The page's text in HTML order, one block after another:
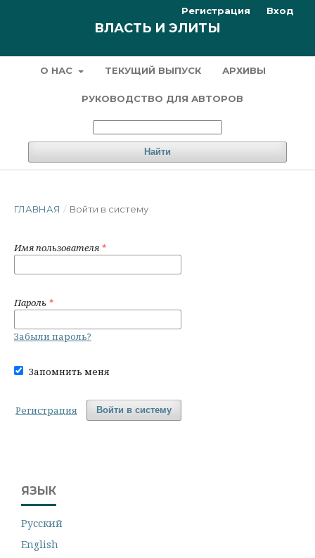
ВЛАСТЬ И ЭЛИТЫ
О НАС ТЕКУЩИЙ ВЫПУСК АРХИВЫ
РУКОВОДСТВО ДЛЯ АВТОРОВ
Найти
Регистрация Вход
ГЛАВНАЯ / Войти в систему
Имя пользователя *
Пароль *
Забыли пароль?
Запомнить меня
Войти в систему
Регистрация
ЯЗЫК
Русский
English